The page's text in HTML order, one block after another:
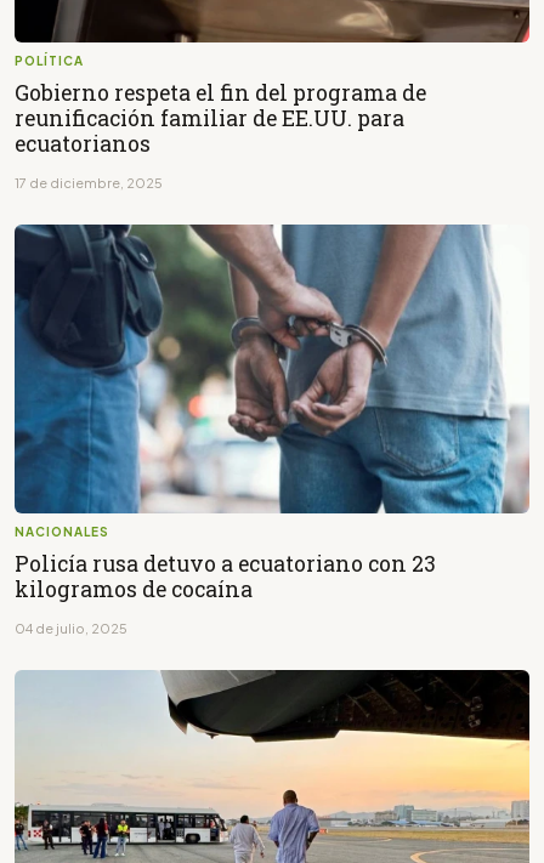
POLÍTICA
Gobierno respeta el fin del programa de
reunificación familiar de EE.UU. para
ecuatorianos
17 de diciembre, 2025
NACIONALES
Policía rusa detuvo a ecuatoriano con 23
kilogramos de cocaína
04 de julio, 2025